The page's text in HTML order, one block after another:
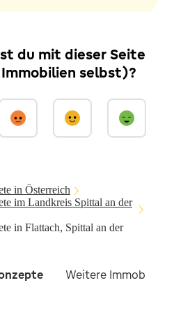
du mit dieser Seite
selbst)?
in Österreich
im Landkreis Spittal an der
in Flattach, Spittal an der
Weitere Immobilien